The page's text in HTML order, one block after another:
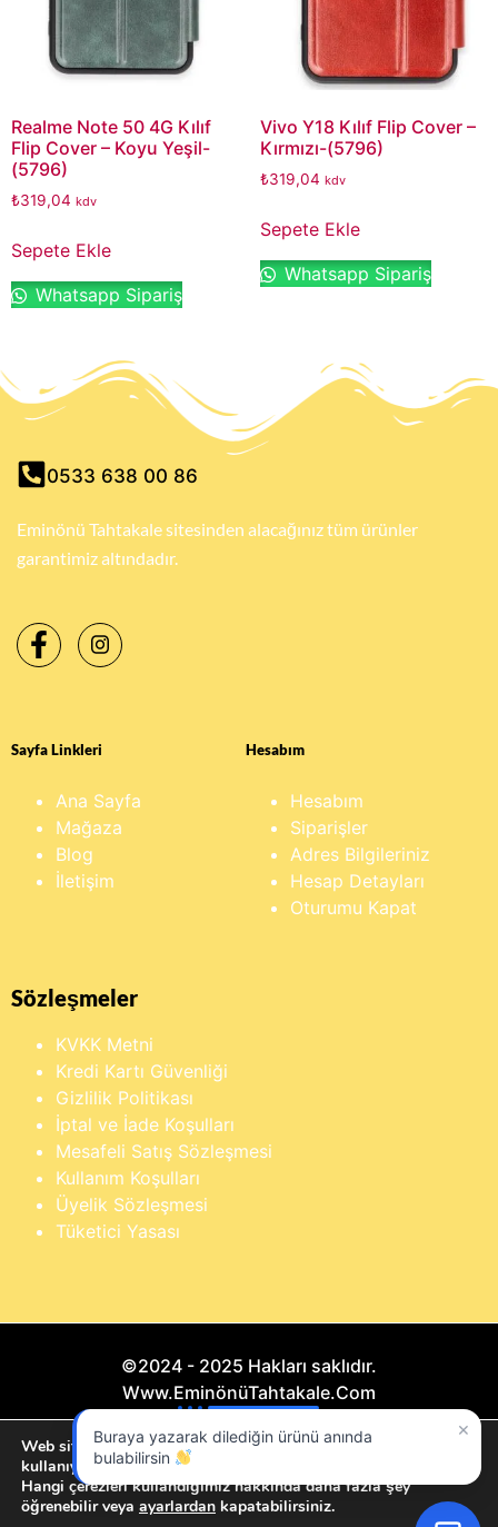
Realme Note 50 4G Kılıf
Flip Cover – Koyu Yeşil-
(5796)
₺319,04 kdv
Sepete Ekle
Whatsapp Sipariş
Vivo Y18 Kılıf Flip Cover –
Kırmızı-(5796)
₺319,04 kdv
Sepete Ekle
Whatsapp Sipariş
0533 638 00 86
Eminönü Tahtakale sitesinden alacağınız tüm ürünler
garantimiz altındadır.
Sayfa Linkleri
Ana Sayfa
Mağaza
Blog
İletişim
Hesabım
Hesabım
Siparişler
Adres Bilgileriniz
Hesap Detayları
Oturumu Kapat
Sözleşmeler
KVKK Metni
Kredi Kartı Güvenliği
Gizlilik Politikası
İptal ve İade Koşulları
Mesafeli Satış Sözleşmesi
Kullanım Koşulları
Üyelik Sözleşmesi
Tüketici Yasası
©2024 - 2025 Hakları saklıdır.
Www.EminönüTahtakale.Com
Bu website "Sosyal Megapixel" projesidir.
×
Buraya yazarak dilediğin ürünü anında
bulabilirsin
Web sitemizde size en iyi deneyimi sunmak için çerezleri
kullanıyoruz.
Hangi çerezleri kullandığımız hakkında daha fazla şey
öğrenebilir veya ayarlardan kapatabilirsiniz.